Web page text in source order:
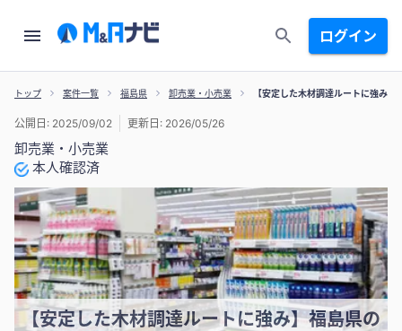
ログイン
トップ 案件一覧 福島県 卸売業・小売業 【安定した木材調達ルートに強み
卸売業・小売業
本人確認済
公開日: 2025/09/02 更新日: 2026/05/26
【安定した木材調達ルートに強み】福島県の